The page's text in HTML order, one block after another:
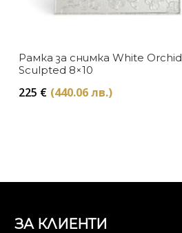
Рамка за снимка White Orchid
Sculpted 8×10
225 € (440.06 лв.)
ЗА КЛИЕНТИ